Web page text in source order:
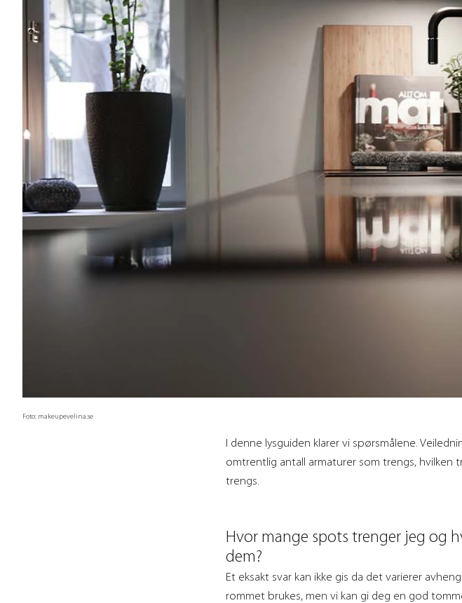
Foto: makeupevelina.se
I denne lysguiden klarer vi spørsmålene.
omtrentlig antall armaturer som trengs, hvilken
trengs.
Hvor mange spots trenger jeg og
dem?
Et eksakt svar kan ikke gis da det varierer
rommet brukes, men vi kan gi deg en god